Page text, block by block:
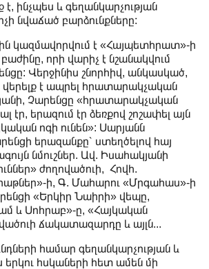
է, ինչպես և գեղանկարչության
նվաճած բարձունքները:
ին կազմավորվում է «Հայպետհրատ»-ի
որի վարիչ է նշանակվում
Վերջինիս շնորհիվ, անկասկած,
է ապրել հրատարակչական
Չարենցը «հրատարակչական
էր, երազում էր ձեռքով շոշափել այն
ոգի ունեն»: Սարյանն
երազանքը՝ ստեղծելով հայ
նմուշներ. Ավ. Իսահակյանի
ժողովածուի, Հովհ.
ի, Գ. Մահարու «Մրգահաս»-ի
«Երկիր Նաիրի» վեպը,
և Սոհրաբ»-ը, «Հայկական
ճակատազարդը և այլն...
համար գեղանկարչության և
երկու հսկաների հետ ամեն մի